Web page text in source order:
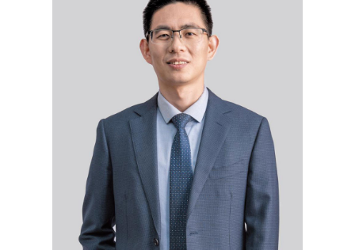
汪晟：低估优质成长类资产性价比更高
基金经理随笔丨积极寻找结构的亮点
基金经理随笔丨长期主义与投资
基金经理随笔丨兵法与投资
万字长文（下）！2022年度投资策略实录——拆解投研体
万字长文（上）！2022年度投资策略实录——消费价值回